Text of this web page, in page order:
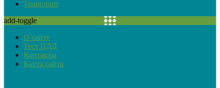
Транспорт
add-toggle
О сайте
Тест ПДД
Контакты
Карта сайта